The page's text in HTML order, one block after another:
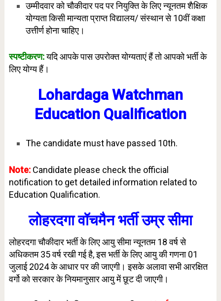
उम्मीदवार को चौकीदार पद पर नियुक्ति के लिए न्यूनतम शैक्षिक
योग्यता किसी मान्यता प्राप्त विद्यालय/ संस्थान से 10वीं कक्षा
उत्तीर्ण होना चाहिए।
स्पष्टीकरण:यदि आपके पास उपरोक्त योग्यताएं हैं तो आपको भर्ती के
लिए योग्य हैं।
Lohardaga Watchman
Education Qualification
The candidate must have passed 10th.
Note: Candidate please check the official
notification to get detailed information related to
Education Qualification.
लोहरदगा वॉचमैन भर्ती उम्र सीमा
लोहरदगा चौकीदार भर्ती के लिए आयु सीमा न्यूनतम 18 वर्ष से
अधिकतम 35 वर्ष रखी गई है, इस भर्ती के लिए आयु की गणना 01
जुलाई 2024 के आधार पर की जाएगी। इसके अलावा सभी आरक्षित
वर्गो को सरकार के नियमानुसार आयु में छूट दी जाएगी।